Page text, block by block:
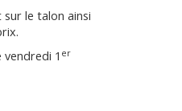
sur le talon ainsi
1 er